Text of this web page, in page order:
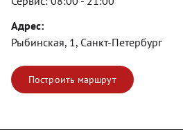
Адрес:
Рыбинская, 1, Санкт-Петербург
Построить маршрут